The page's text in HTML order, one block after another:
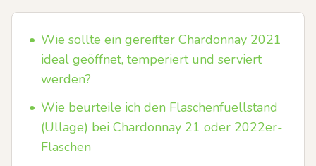
• Wie sollte ein gereifter Chardonnay 2021
ideal geöffnet, temperiert und serviert
werden?
• Wie beurteile ich den Flaschenfuellstand
(Ullage) bei Chardonnay 21 oder 2022er-
Flaschen